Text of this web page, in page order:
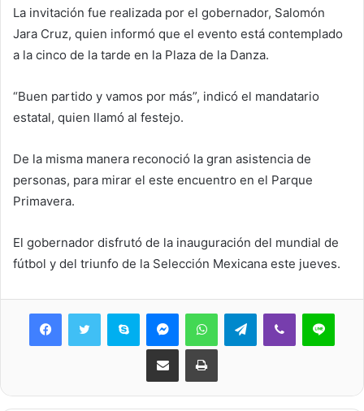
La invitación fue realizada por el gobernador, Salomón
Jara Cruz, quien informó que el evento está contemplado
a la cinco de la tarde en la Plaza de la Danza.
“Buen partido y vamos por más”, indicó el mandatario
estatal, quien llamó al festejo.
De la misma manera reconoció la gran asistencia de
personas, para mirar el este encuentro en el Parque
Primavera.
El gobernador disfrutó de la inauguración del mundial de
fútbol y del triunfo de la Selección Mexicana este jueves.
Skype MessengerWhatsAppTelegramViber Line
Share via Email Print